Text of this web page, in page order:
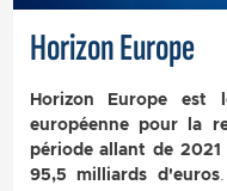
Horizon Europe
Horizon Europe est
européenne pour la
période allant de 2021
95,5 milliards d'euros